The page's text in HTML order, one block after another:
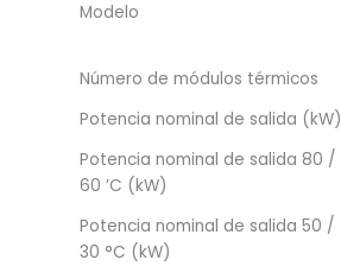
Modelo
Número de módulos térmicos
Potencia nominal de salida (kW)
Potencia nominal de salida 80 /
60 ’C (kW)
Potencia nominal de salida 50 /
30 °C (kW)